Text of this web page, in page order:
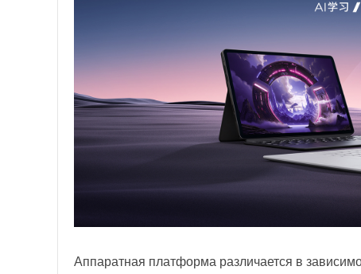
Аппаратная платформа различается в